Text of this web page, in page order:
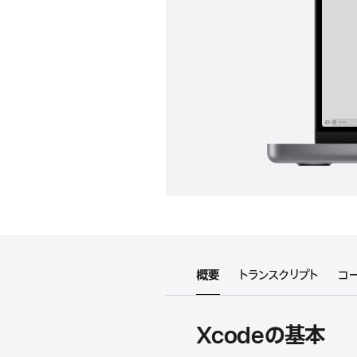
概要 トランスクリプト コ
Xcodeの基本